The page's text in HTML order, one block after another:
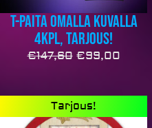
T-paita omalla kuvalla
4kpl, TARJOUS!
€147,60 €99,00
Tarjous!Alkuperäinen
hinta
hinta